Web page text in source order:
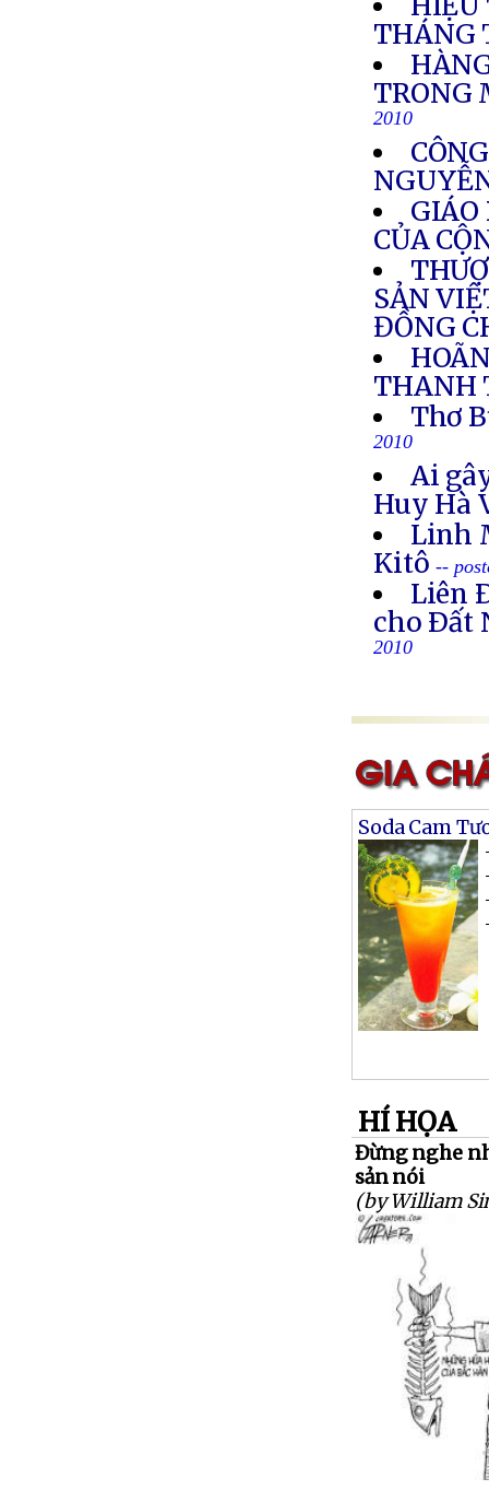
THÁNG
TRONG
2010
GIÁO
CỦA
SẢN
ĐỒNG
THANH
Thơ
2010
Ai
Huy Hà
Linh
Kitô --
Liên
cho Ðất
2010
Soda Cam
HÍ HỌA
Đừng nghe
sản nói
(by William